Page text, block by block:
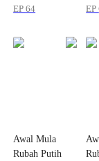
Kecil
EP64 EP
Awal Mula
Rubah Putih